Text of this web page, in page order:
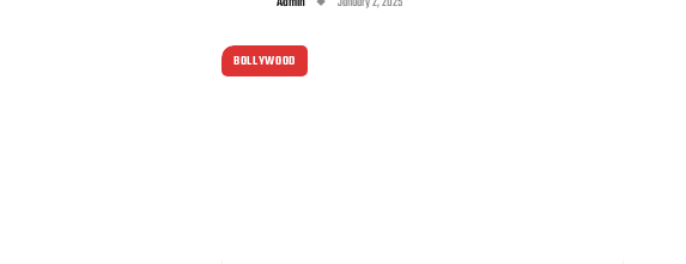
BOLLYWOOD